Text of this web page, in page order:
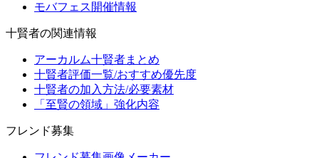
モバフェス開催情報
十賢者の関連情報
アーカルム十賢者まとめ
十賢者評価一覧/おすすめ優先度
十賢者の加入方法/必要素材
「至賢の領域」強化内容
フレンド募集